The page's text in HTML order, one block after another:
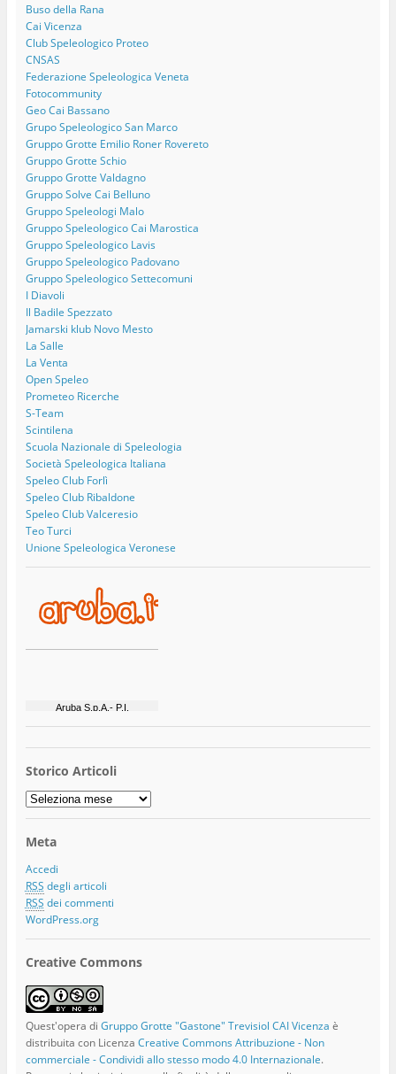
Buso della Rana
Cai Vicenza
Club Speleologico Proteo
CNSAS
Federazione Speleologica Veneta
Fotocommunity
Geo Cai Bassano
Grupo Speleologico San Marco
Gruppo Grotte Emilio Roner Rovereto
Gruppo Grotte Schio
Gruppo Grotte Valdagno
Gruppo Solve Cai Belluno
Gruppo Speleologi Malo
Gruppo Speleologico Cai Marostica
Gruppo Speleologico Lavis
Gruppo Speleologico Padovano
Gruppo Speleologico Settecomuni
I Diavoli
Il Badile Spezzato
Jamarski klub Novo Mesto
La Salle
La Venta
Open Speleo
Prometeo Ricerche
S-Team
Scintilena
Scuola Nazionale di Speleologia
Società Speleologica Italiana
Speleo Club Forlì
Speleo Club Ribaldone
Speleo Club Valceresio
Teo Turci
Unione Speleologica Veronese
Storico Articoli
Storico
Articoli
Meta
Accedi
RSS degli articoli
RSS dei commenti
WordPress.org
Creative Commons
Quest'opera di Gruppo Grotte "Gastone" Trevisiol CAI Vicenza è
distribuita con Licenza Creative Commons Attribuzione - Non
commerciale - Condividi allo stesso modo 4.0 Internazionale.